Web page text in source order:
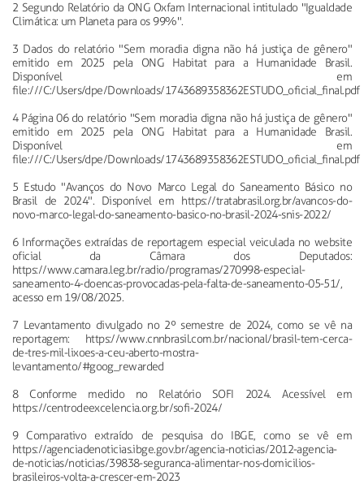
2 Segundo Relatório da ONG Oxfam Internacional intitulado "Igualdade
Climática: um Planeta para os 99%".
3 Dados do relatório "Sem moradia digna não há justiça de gênero"
emitido em 2025 pela ONG Habitat para a Humanidade Brasil.
Disponível em
file:///C:/Users/dpe/Downloads/1743689358362ESTUDO_oficial_final.pdf
4 Página 06 do relatório "Sem moradia digna não há justiça de gênero"
emitido em 2025 pela ONG Habitat para a Humanidade Brasil.
Disponível em
file:///C:/Users/dpe/Downloads/1743689358362ESTUDO_oficial_final.pdf
5 Estudo "Avanços do Novo Marco Legal do Saneamento Básico no
Brasil de 2024". Disponível em https://tratabrasil.org.br/avancos-do-
novo-marco-legal-do-saneamento-basico-no-brasil-2024-snis-2022/
6 Informações extraídas de reportagem especial veiculada no website
oficial da Câmara dos Deputados:
https://www.camara.leg.br/radio/programas/270998-especial-
saneamento-4-doencas-provocadas-pela-falta-de-saneamento-05-51/,
acesso em 19/08/2025.
7 Levantamento divulgado no 2º semestre de 2024, como se vê na
reportagem: https://www.cnnbrasil.com.br/nacional/brasil-tem-cerca-
de-tres-mil-lixoes-a-ceu-aberto-mostra-
levantamento/#goog_rewarded
8 Conforme medido no Relatório SOFI 2024. Acessível em
https://centrodeexcelencia.org.br/sofi-2024/
9 Comparativo extraído de pesquisa do IBGE, como se vê em
https://agenciadenoticias.ibge.gov.br/agencia-noticias/2012-agencia-
de-noticias/noticias/39838-seguranca-alimentar-nos-domicilios-
brasileiros-volta-a-crescer-em-2023